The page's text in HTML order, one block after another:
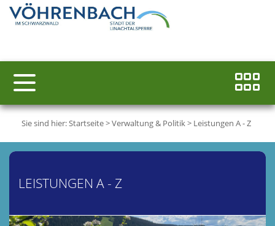
Sie sind hier:Startseite>Verwaltung & Politik> Leistungen A - Z
LEISTUNGEN A - Z